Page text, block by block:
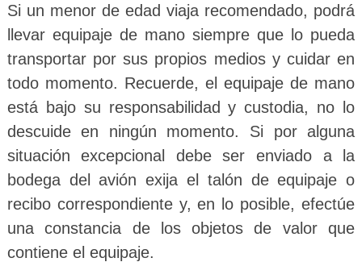
Si un menor de edad viaja recomendado, podrá
llevar equipaje de mano siempre que lo pueda
transportar por sus propios medios y cuidar en
todo momento. Recuerde, el equipaje de mano
está bajo su responsabilidad y custodia, no lo
descuide en ningún momento. Si por alguna
situación excepcional debe ser enviado a la
bodega del avión exija el talón de equipaje o
recibo correspondiente y, en lo posible, efectúe
una constancia de los objetos de valor que
contiene el equipaje.